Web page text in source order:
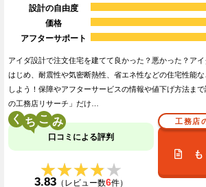
設計の自由度
価格
アフターサポート
アイダ設計で注文住宅を建てて良かった？悪かった？ア
はじめ、耐震性や気密断熱性、省エネ性などの住宅性能
しよう！保障やアフターサービスの情報や値下げ方法ま
の工務店リサーチ」だけ…
く こ
口コミによる評判
★★★★★
★★★★★
3.83 （レビュー数6件）
工務店